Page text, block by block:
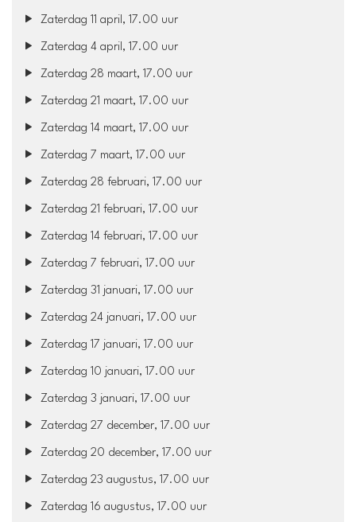
Zaterdag 11 april, 17.00 uur
Zaterdag 4 april, 17.00 uur
Zaterdag 28 maart, 17.00 uur
Zaterdag 21 maart, 17.00 uur
Zaterdag 14 maart, 17.00 uur
Zaterdag 7 maart, 17.00 uur
Zaterdag 28 februari, 17.00 uur
Zaterdag 21 februari, 17.00 uur
Zaterdag 14 februari, 17.00 uur
Zaterdag 7 februari, 17.00 uur
Zaterdag 31 januari, 17.00 uur
Zaterdag 24 januari, 17.00 uur
Zaterdag 17 januari, 17.00 uur
Zaterdag 10 januari, 17.00 uur
Zaterdag 3 januari, 17.00 uur
Zaterdag 27 december, 17.00 uur
Zaterdag 20 december, 17.00 uur
Zaterdag 23 augustus, 17.00 uur
Zaterdag 16 augustus, 17.00 uur